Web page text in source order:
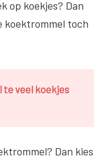
op koekjes? Dan
koektrommel toch
te veel koekjes
Dan kies